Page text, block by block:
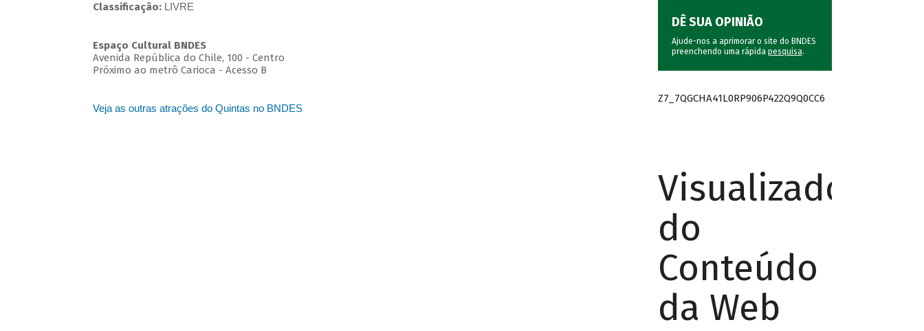
Classificação: LIVRE
Espaço Cultural BNDES
Avenida República do Chile, 100 - Centro
Próximo ao metrô Carioca - Acesso B
Veja as outras atrações do Quintas no BNDES
DÊ SUA OPINIÃO
Ajude-nos a aprimorar o site do BNDES
preenchendo uma rápida pesquisa.
Z7_7QGCHA41L0RP906P422Q9Q0CC6
Visualizador
do
Conteúdo
da Web